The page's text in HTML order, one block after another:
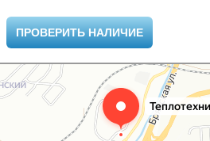
ПРОВЕРИТЬ НАЛИЧИЕ